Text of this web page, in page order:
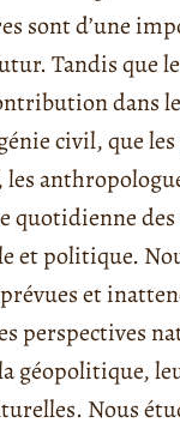
sont d’une
Tandis que
dans
civil, que les
quotidienne
et politique.
et
perspectives
géopolitique,
Nous